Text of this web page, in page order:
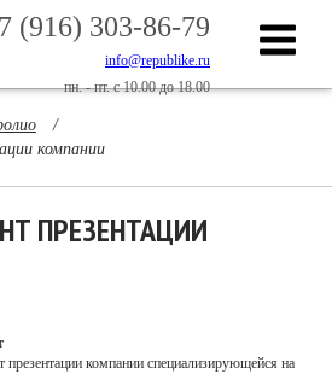
(916) 303-86-79
info@republike.ru
пн. - пт. с 10.00 до 18.00
/
компании
ПРЕЗЕНТАЦИИ
компании специализирующейся на